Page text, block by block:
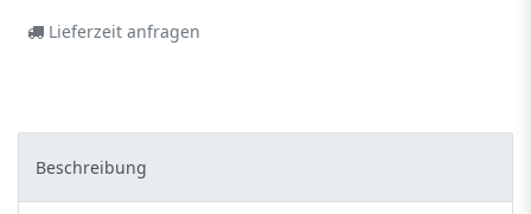
Lieferzeit anfragen
Beschreibung